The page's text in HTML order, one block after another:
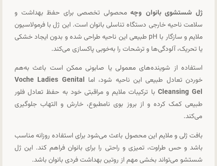
ژل شستشوی بانوان وچهمحصولی تخصصی برای حفظ بهداشت و
سلامت ناحیه خارجی دستگاه تناسلی بانوان است. این ژل با فرمولاسیون
ملایم و سازگار با pH طبیعی این ناحیه طراحی شده و بدون ایجاد خشکی
یا تحریک، آلودگی‌ها و ترشحات را به‌خوبی پاکسازی می‌کند.
استفاده از شوینده‌های معمولی یا صابونی ممکن است باعث به‌هم
خوردن تعادل طبیعی این ناحیه شود، اما Voche Ladies Genital
Cleansing Gel با ترکیبات ملایم و مراقبتی خود به حفظ تعادل فلور
طبیعی کمک کرده و از بروز بوی نامطبوع، خارش و التهاب جلوگیری
می‌کند.
بافت ژلی و ملایم این محصول باعث می‌شود برای استفاده روزانه مناسب
باشد و حس طراوت، تمیزی و راحتی را برای بانوان فراهم کند. این ژل
شستشو می‌تواند بخشی مهم از روتین بهداشت فردی بانوان باشد.